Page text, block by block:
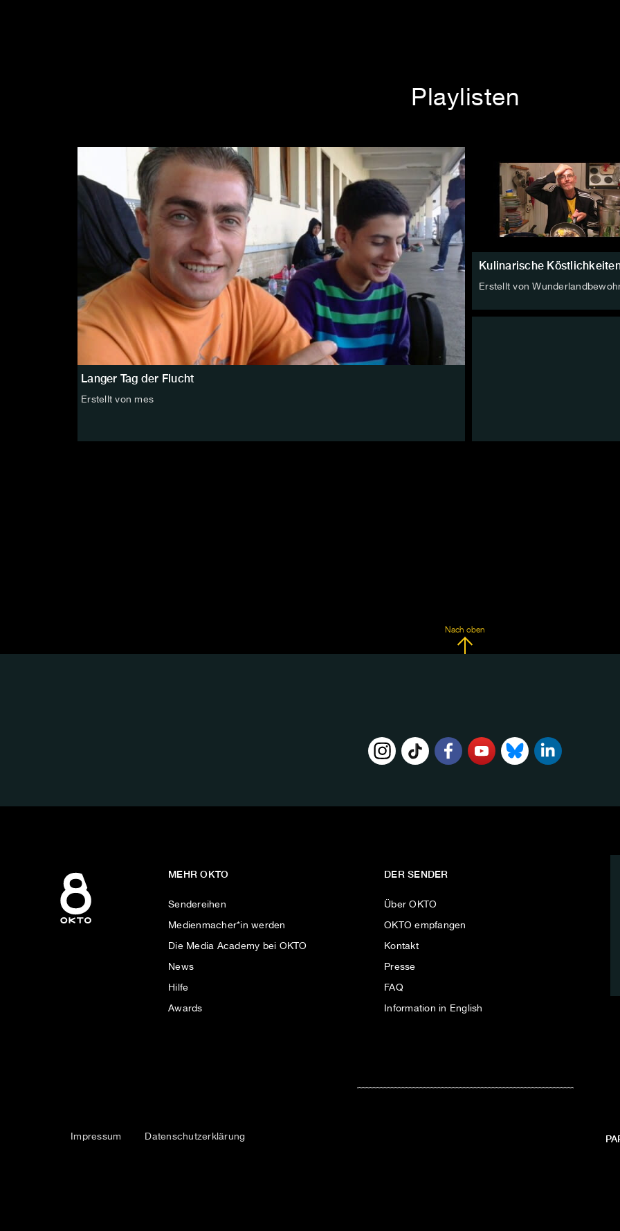
Playlisten
Langer Tag der Flucht
Erstellt von mes
Kulinarische
Erstellt von
Nach oben
MEHR OKTO
Sendereihen
Medienmacher*in werden
Die Media Academy bei OKTO
News
Hilfe
Awards
DER SENDER
Über OKTO
OKTO empfangen
Kontakt
Presse
FAQ
Information in English
Impressum Datenschutzerklärung